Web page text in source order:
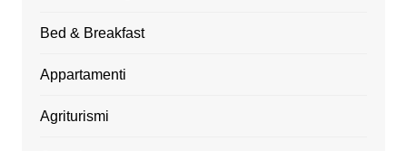
Bed & Breakfast
Appartamenti
Agriturismi